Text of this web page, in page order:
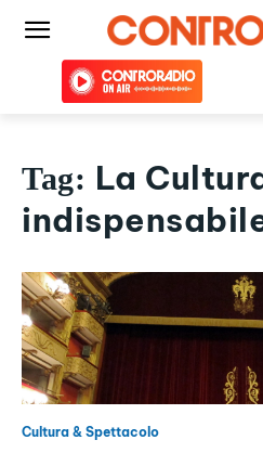
Tag: La
Cultura & Spettacolo